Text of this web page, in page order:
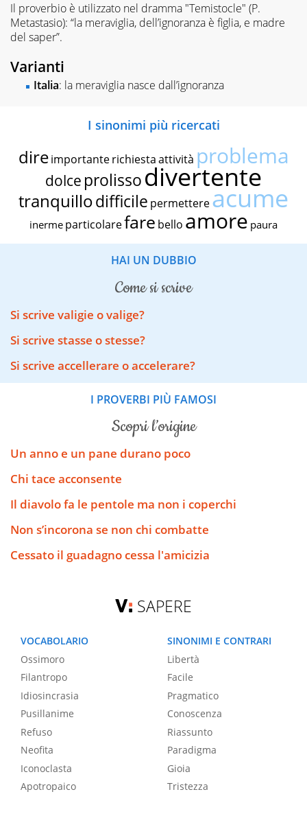
Il proverbio è utilizzato nel dramma "Temistocle" (P.
Metastasio): “la meraviglia, dell’ignoranza è figlia, e madre
del saper”.
Varianti
Italia: la meraviglia nasce dall’ignoranza
I sinonimi più ricercati
dire importante richiestaattività problema
dolce prolissodivertente
tranquillodifficile permettereacume
inerme particolarefare bello amore paura
HAI UN DUBBIO
come si scrive
Si scrive valigie o valige?
Si scrive stasse o stesse?
Si scrive accellerare o accelerare?
I PROVERBI PIÙ FAMOSI
scopri l’origine
Un anno e un pane durano poco
Chi tace acconsente
Il diavolo fa le pentole ma non i coperchi
Non s’incorona se non chi combatte
Cessato il guadagno cessa l'amicizia
SAPERE
VOCABOLARIO
Ossimoro
Filantropo
Idiosincrasia
Pusillanime
Refuso
Neofita
Iconoclasta
Apotropaico
SINONIMI E CONTRARI
Libertà
Facile
Pragmatico
Conoscenza
Riassunto
Paradigma
Gioia
Tristezza